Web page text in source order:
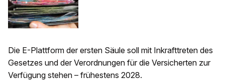
Die E-Plattform der ersten Säule soll mit Inkrafttreten des
Gesetzes und der Verordnungen für die Versicherten zur
Verfügung stehen – frühestens 2028.